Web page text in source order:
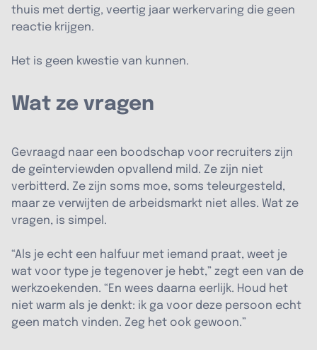
thuis met dertig, veertig jaar werkervaring die geen
reactie krijgen.
Het is geen kwestie van kunnen.
Wat ze vragen
Gevraagd naar een boodschap voor recruiters zijn
de geïnterviewden opvallend mild. Ze zijn niet
verbitterd. Ze zijn soms moe, soms teleurgesteld,
maar ze verwijten de arbeidsmarkt niet alles. Wat ze
vragen, is simpel.
“Als je echt een halfuur met iemand praat, weet je
wat voor type je tegenover je hebt,” zegt een van de
werkzoekenden. “En wees daarna eerlijk. Houd het
niet warm als je denkt: ik ga voor deze persoon echt
geen match vinden. Zeg het ook gewoon.”